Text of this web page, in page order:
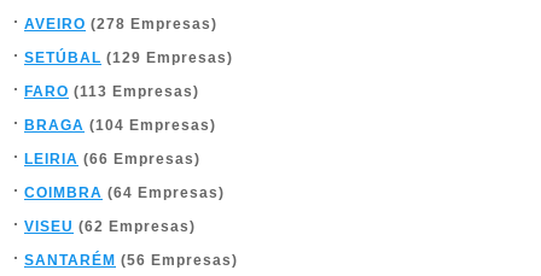
AVEIRO (278 Empresas)
SETÚBAL (129 Empresas)
FARO (113 Empresas)
BRAGA (104 Empresas)
LEIRIA (66 Empresas)
COIMBRA (64 Empresas)
VISEU (62 Empresas)
SANTARÉM (56 Empresas)